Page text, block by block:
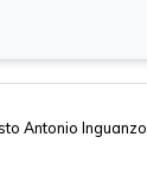
Antonio Inguanzo